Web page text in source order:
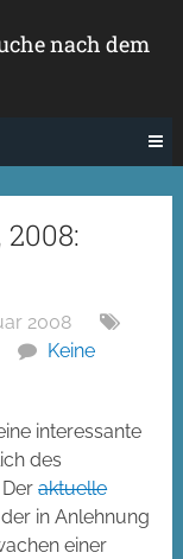
nach dem
2008
Keine
interessante
des
Deraktuelle
in Anlehnung
einer